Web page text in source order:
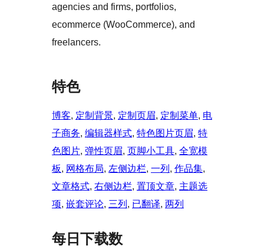
agencies and firms, portfolios,
ecommerce (WooCommerce), and
freelancers.
特色
博客, 定制背景, 定制页眉, 定制菜单, 电
子商务, 编辑器样式, 特色图片页眉, 特
色图片, 弹性页眉, 页脚小工具, 全宽模
板, 网格布局, 左侧边栏, 一列 , 作品集
文章格式, 右侧边栏, 置顶文章, 主题选
项, 嵌套评论, 三列 , 已翻译, 两列
每日下载数